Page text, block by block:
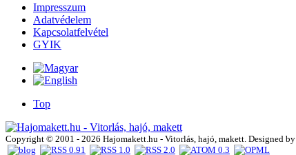
Impresszum
Adatvédelem
Kapcsolatfelvétel
GYIK
Top
Copyright © 2001 - 2026 Hajomakett.hu - Vitorlás, hajó, makett. Designed by